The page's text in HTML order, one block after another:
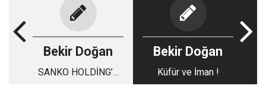
Bekir Doğan
SANKO HOLDİNG’E
Bekir Doğan
Küfür ve İman !